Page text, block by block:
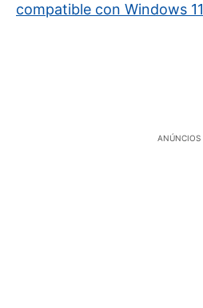
compatible con Windows 11
ANÚNCIOS